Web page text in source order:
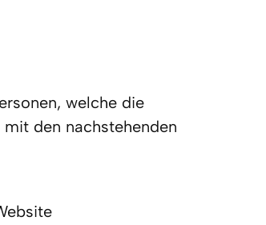
welche die
den nachstehenden